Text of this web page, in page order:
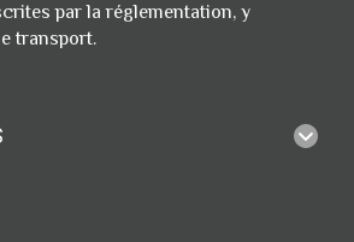
par la réglementation, y
transport.